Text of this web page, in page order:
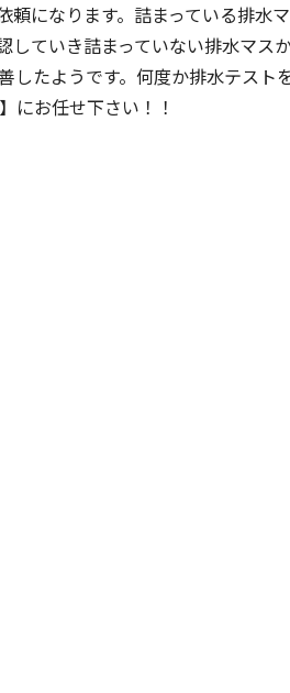
になります。詰まっている排水
ていき詰まっていない排水マ
たようです。何度か排水テス
にお任せ下さい！！